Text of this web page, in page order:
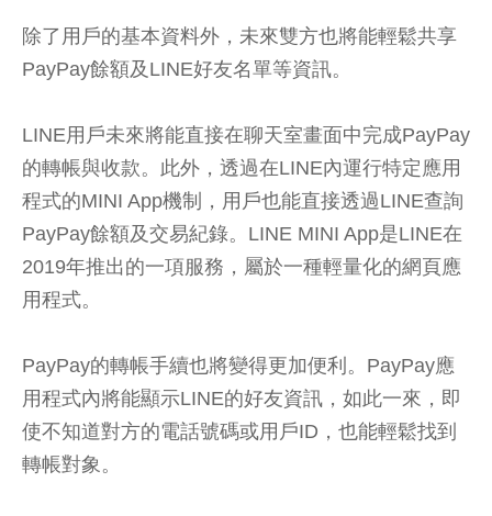
除了用戶的基本資料外，未來雙方也將能輕鬆共享
PayPay餘額及LINE好友名單等資訊。
LINE用戶未來將能直接在聊天室畫面中完成PayPay
的轉帳與收款。此外，透過在LINE內運行特定應用
程式的MINI App機制，用戶也能直接透過LINE查詢
PayPay餘額及交易紀錄。LINE MINI App是LINE在
2019年推出的一項服務，屬於一種輕量化的網頁應
用程式。
PayPay的轉帳手續也將變得更加便利。PayPay應
用程式內將能顯示LINE的好友資訊，如此一來，即
使不知道對方的電話號碼或用戶ID，也能輕鬆找到
轉帳對象。